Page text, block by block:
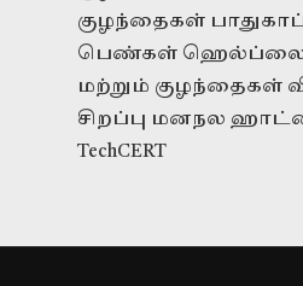
குழந்தைகள்
பெண்கள்
மற்றும் குழந்தைகள்
சிறப்பு மனநல
TechCERT